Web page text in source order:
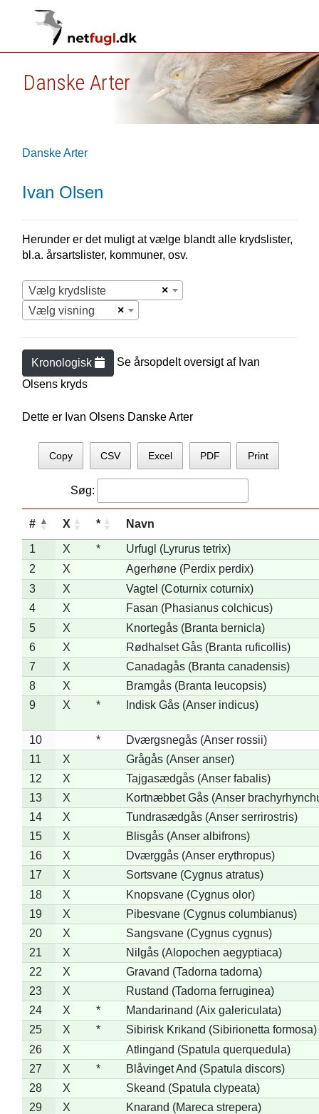
Danske Arter
Danske Arter
Ivan Olsen
Herunder er det muligt at vælge blandt alle krydslister,
bl.a. årsartslister, kommuner, osv.
×
Vælg krydsliste
×
Vælg visning
Kronologisk Se årsopdelt oversigt af Ivan
Olsens kryds
Dette er Ivan Olsens Danske Arter
Copy CSV Excel PDF Print
Søg:
# X * Navn
1 X *
Urfugl (Lyrurus tetrix)
2
X
Agerhøne (Perdix perdix)
3
X
Vagtel (Coturnix coturnix)
4
X
Fasan (Phasianus colchicus)
5
X
Knortegås (Branta bernicla)
6
X
Rødhalset Gås (Branta ruficollis)
7
X
Canadagås (Branta canadensis)
8
X
Bramgås (Branta leucopsis)
9
X * Indisk Gås (Anser indicus)
10 *
Dværgsnegås (Anser rossii)
11
X
Grågås (Anser anser)
12
X
Tajgasædgås (Anser fabalis)
13
X
Kortnæbbet Gås (Anser
14
X
Tundrasædgås (Anser serrirostris)
15
X
Blisgås (Anser albifrons)
16
X
Dværggås (Anser erythropus)
17
X
Sortsvane (Cygnus atratus)
18
X
Knopsvane (Cygnus olor)
19
X
Pibesvane (Cygnus columbianus)
20
X
Sangsvane (Cygnus cygnus)
21
X
Nilgås (Alopochen aegyptiaca)
22
X
Gravand (Tadorna tadorna)
23
X
Rustand (Tadorna ferruginea)
24
X *
Mandarinand (Aix galericulata)
25
X *
Sibirisk Krikand (Sibirionetta formosa)
26
X
Atlingand (Spatula querquedula)
27
X *
Blåvinget And (Spatula discors)
28
X
Skeand (Spatula clypeata)
29
X
Knarand (Mareca strepera)